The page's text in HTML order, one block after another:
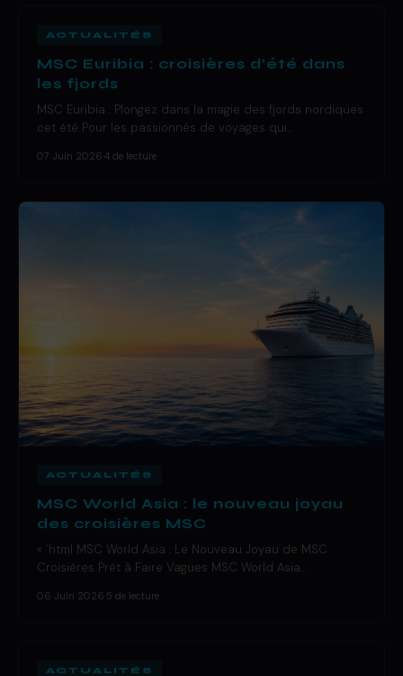
ACTUALITÉS
MSC Euribia : croisières d’été dans
les fjords
MSC Euribia : Plongez dans la magie des fjords nordiques
cet été Pour les passionnés de voyages qui…
07 Juin 2026 4 de lecture
ACTUALITÉS
MSC World Asia : le nouveau joyau
des croisières MSC
« `html MSC World Asia : Le Nouveau Joyau de MSC
Croisières Prêt à Faire Vagues MSC World Asia…
06 Juin 2026 5 de lecture
ACTUALITÉS